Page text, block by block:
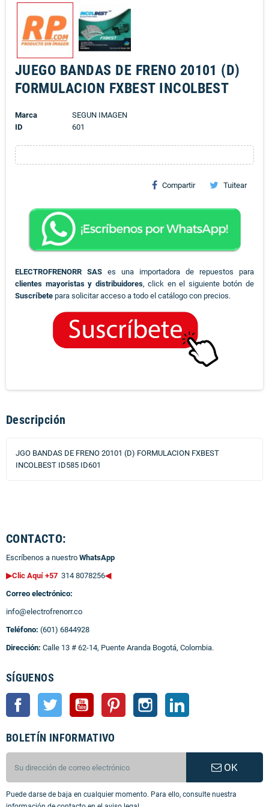
JUEGO BANDAS DE FRENO 20101 (D)
FORMULACION FXBEST INCOLBEST
Marca
SEGUN IMAGEN
ID
601
Compartir Tuitear
ELECTROFRENORR SAS es una importadora de repuestos para
clientes mayoristas y distribuidores, click en el siguiente botón de
Suscríbete para solicitar acceso a todo el catálogo con precios.
Descripción
JGO BANDAS DE FRENO 20101 (D) FORMULACION FXBEST
INCOLBEST ID585 ID601
CONTACTO:
Escríbenos a nuestro WhatsApp
▶Clic Aquí +57 314 8078256◀
Correo electrónico:
info@electrofrenorr.co
Teléfono: (601) 6844928
Dirección: Calle 13 # 62-14, Puente Aranda Bogotá, Colombia.
SÍGUENOS
Facebook Twitter YouTube Pinterest Instagram
BOLETÍN INFORMATIVO
OK
Puede darse de baja en cualquier momento. Para ello, consulte nuestra